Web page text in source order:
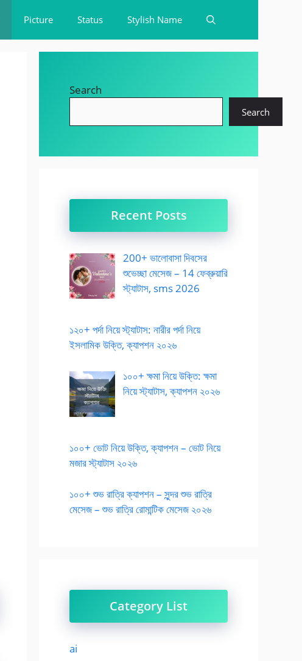
Picture Status Stylish Name
Search
Search
Recent Posts
200+ ভালোবাসা দিবসের
শুভেচ্ছা মেসেজ – 14 ফেব্রুয়ারি
স্ট্যাটাস, sms 2026
১২০+ পর্দা নিয়ে স্ট্যাটাস: নারীর পর্দা নিয়ে
ইসলামিক উক্তি, ক্যাপশন ২০২৬
১০০+ ক্ষমা নিয়ে উক্তি: ক্ষমা
নিয়ে স্ট্যাটাস, ক্যাপশন ২০২৬
১০০+ ভোট নিয়ে উক্তি, ক্যাপশন – ভোট নিয়ে
মজার স্ট্যাটাস ২০২৬
১০০+ শুভ রাত্রি ক্যাপশন – সুন্দর শুভ রাত্রি
মেসেজ – শুভ রাত্রি রোমান্টিক মেসেজ ২০২৬
Category List
ai